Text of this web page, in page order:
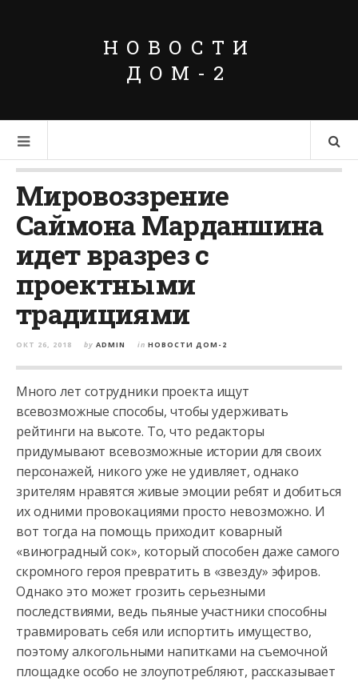
НОВОСТИ
ДОМ-2
Мировоззрение
Саймона Марданшина
идет вразрез с
проектными
традициями
ОКТ 26, 2018 by ADMIN in НОВОСТИ ДОМ-2
Много лет сотрудники проекта ищут
всевозможные способы, чтобы удерживать
рейтинги на высоте. То, что редакторы
придумывают всевозможные истории для своих
персонажей, никого уже не удивляет, однако
зрителям нравятся живые эмоции ребят и добиться
их одними провокациями просто невозможно. И
вот тогда на помощь приходит коварный
«виноградный сок», который способен даже самого
скромного героя превратить в «звезду» эфиров.
Однако это может грозить серьезными
последствиями, ведь пьяные участники способны
травмировать себя или испортить имущество,
поэтому алкогольными напитками на съемочной
площадке особо не злоупотребляют, рассказывает